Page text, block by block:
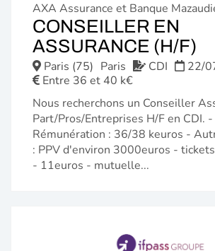
AXA Assurance et Banque
CONSEILLER EN
ASSURANCE (H/F)
Paris (75) Paris CDI
22/
Entre 36 et 40 k€
Nous recherchons un Conseiller
Part/Pros/Entreprises H/F en CDI. -
Rémunération : 36/38 keuros -
: PPV d'environ 3000euros -
- 11euros - mutuelle...